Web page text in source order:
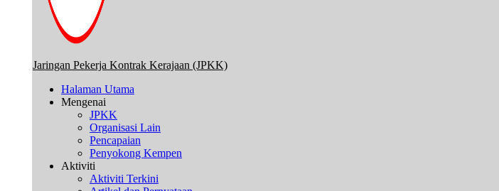
Jaringan Pekerja Kontrak Kerajaan (JPKK)
Halaman Utama
Mengenai
JPKK
Organisasi Lain
Pencapaian
Penyokong Kempen
Aktiviti
Aktiviti Terkini